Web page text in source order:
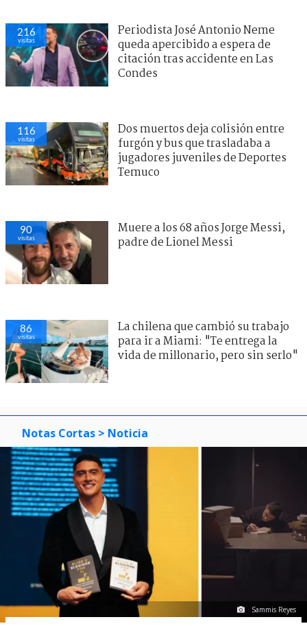
216
visitas
Periodista José Antonio Neme
queda apercibido a espera de
citación tras accidente en Las
Condes
116
visitas
Dos muertos deja colisión entre
furgón y bus que trasladaba a
jugadores juveniles de Deportes
Temuco
90
visitas
Muere a los 68 años Jorge Messi,
padre de Lionel Messi
86
visitas
La chilena que cambió su trabajo
para ir a Miami: "Te entrega la
vida de millonario, pero sin serlo"
Notas Cortas > Noticia
Sammis Reyes